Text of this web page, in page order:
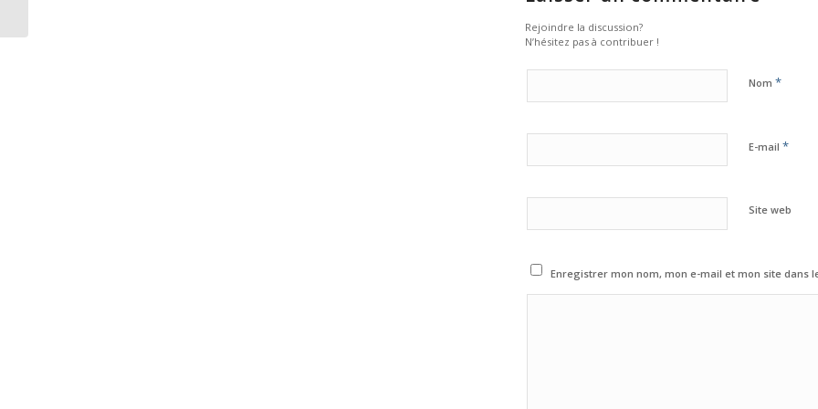
Rejoindre la discussion?
N’hésitez pas à contribuer !
Nom*
E-mail*
Site web
Enregistrer mon nom, mon e-mail et mon site dans